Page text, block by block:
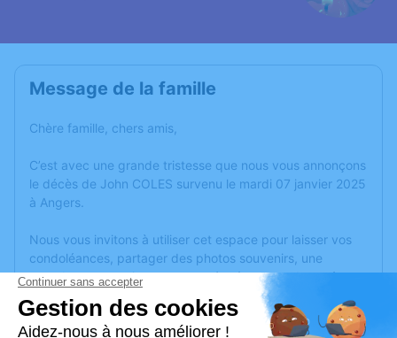
Message de la famille
Chère famille, chers amis,
C’est avec une grande tristesse que nous vous annonçons
le décès de John COLES survenu le mardi 07 janvier 2025
à Angers.
Nous vous invitons à utiliser cet espace pour laisser vos
condoléances, partager des photos souvenirs, une
anecdote ou exprimer vos pensées à travers des poèmes
ou des textes. Cet endroit est un lieu d'expression dédié à
honorer la mémoire de John COLES.